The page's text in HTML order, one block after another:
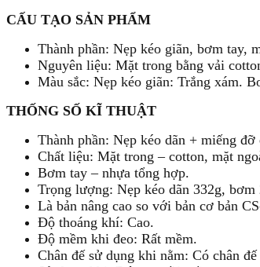
CẤU TẠO SẢN PHẨM
Thành phần: Nẹp kéo giãn, bơm tay,
Nguyên liệu: Mặt trong bằng vải
Màu sắc: Nẹp kéo giãn: Trắng xám.
THỐNG SỐ KĨ THUẬT
Thành phần: Nẹp kéo dãn + miếng
Chất liệu: Mặt trong – cotton, mặt
Bơm tay – nhựa tổng hợp.
Trọng lượng: Nẹp kéo dãn 332g, bơm
Là bản nâng cao so với bản cơ bản
Độ thoáng khí: Cao.
Độ mềm khi đeo: Rất mềm.
Chân đế sử dụng khi nằm: Có chân